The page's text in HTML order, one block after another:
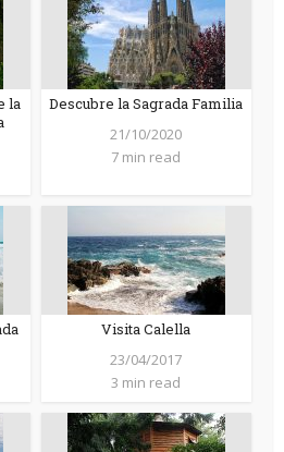
la
Descubre la Sagrada Familia
21/10/2020
7 min read
Visita Calella
23/04/2017
3 min read